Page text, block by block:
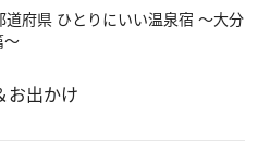
府県 ひとりにいい温泉宿 ～大分
～
お出かけ